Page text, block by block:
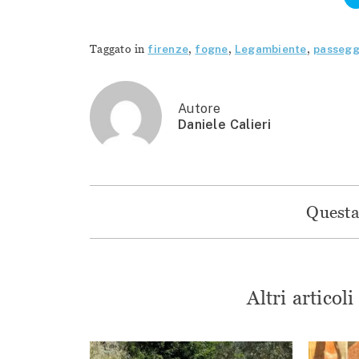
Taggato in firenze, fogne, Legambiente,
Autore
Daniele Calieri
Altri articoli